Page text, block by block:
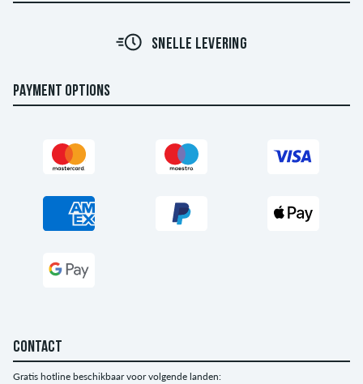
SNELLE LEVERING
PAYMENT OPTIONS
CONTACT
Gratis hotline beschikbaar voor volgende landen: